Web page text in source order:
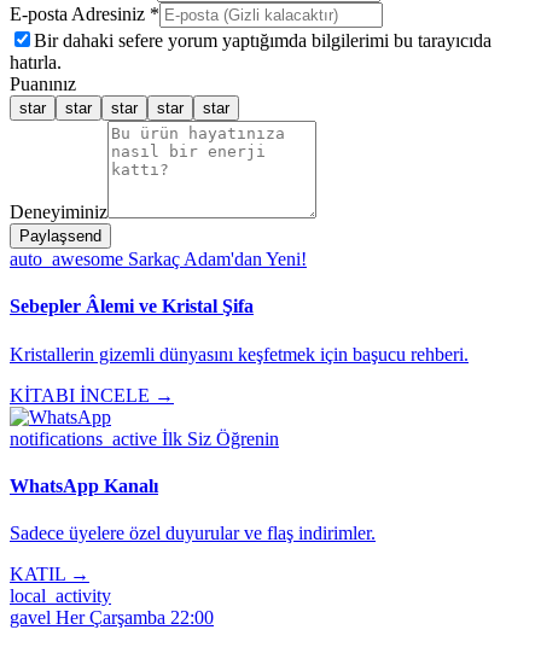
E-posta Adresiniz *
Bir dahaki sefere yorum yaptığımda bilgilerimi bu tarayıcıda
hatırla.
Puanınız
star star star star star
Deneyiminiz
Paylaşsend
auto_awesome Sarkaç Adam'dan Yeni!
Sebepler Âlemi ve Kristal Şifa
Kristallerin gizemli dünyasını keşfetmek için başucu rehberi.
KİTABI İNCELE →
notifications_active İlk Siz Öğrenin
WhatsApp Kanalı
Sadece üyelere özel duyurular ve flaş indirimler.
KATIL →
local_activity
gavel Her Çarşamba 22:00